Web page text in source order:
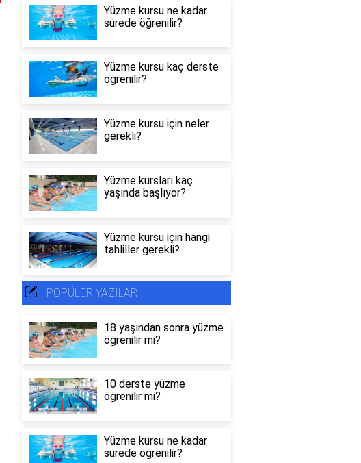
Yüzme kursu ne kadar
sürede öğrenilir?
Yüzme kursu kaç derste
öğrenilir?
Yüzme kursu için neler
gerekli?
Yüzme kursları kaç
yaşında başlıyor?
Yüzme kursu için hangi
tahliller gerekli?
POPÜLER YAZILAR
18 yaşından sonra yüzme
öğrenilir mi?
10 derste yüzme
öğrenilir mi?
Yüzme kursu ne kadar
sürede öğrenilir?